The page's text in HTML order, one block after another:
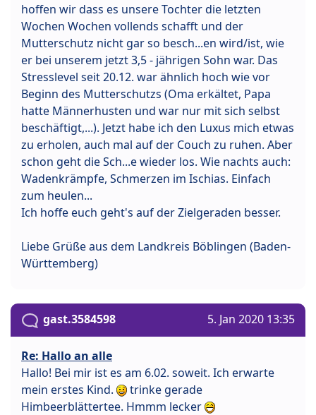
hoffen wir dass es unsere Tochter die letzten
Wochen Wochen vollends schafft und der
Mutterschutz nicht gar so besch...en wird/ist, wie
er bei unserem jetzt 3,5 - jährigen Sohn war. Das
Stresslevel seit 20.12. war ähnlich hoch wie vor
Beginn des Mutterschutzs (Oma erkältet, Papa
hatte Männerhusten und war nur mit sich selbst
beschäftigt,...). Jetzt habe ich den Luxus mich etwas
zu erholen, auch mal auf der Couch zu ruhen. Aber
schon geht die Sch...e wieder los. Wie nachts auch:
Wadenkrämpfe, Schmerzen im Ischias. Einfach
zum heulen...
Ich hoffe euch geht's auf der Zielgeraden besser.
Liebe Grüße aus dem Landkreis Böblingen (Baden-
Württemberg)
gast.3584598 5. Jan 2020 13:35
Re: Hallo an alle
Hallo! Bei mir ist es am 6.02. soweit. Ich erwarte
mein erstes Kind.
trinke gerade
Himbeerblättertee. Hmmm lecker